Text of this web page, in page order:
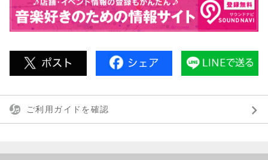
ご利用ガイドを確認